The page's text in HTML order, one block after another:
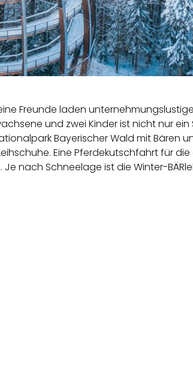
Freunde laden
und zwei Kinder ist nicht nur
Bayerischer Wald mit Bären
Eine Pferdekutschfahrt für
nach Schneelage ist die Winter-